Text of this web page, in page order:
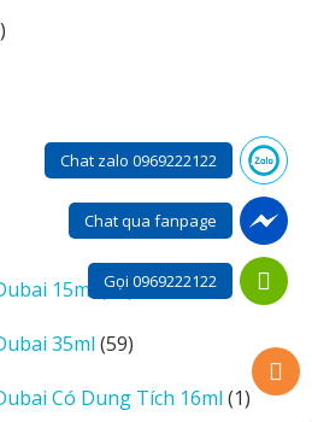
15ml 1414
phẩm
35ml 5959
phẩm
Có Dung Tích 16ml 11
Chat zalo 0969222122
Chat qua fanpage
Gọi 0969222122